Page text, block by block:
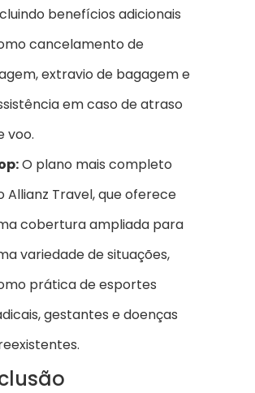
benefícios adicionais
cancelamento de
extravio de bagagem e
em caso de atraso
voo.
O plano mais completo
Allianz Travel, que oferece
cobertura ampliada para
variedade de situações,
prática de esportes
gestantes e doenças